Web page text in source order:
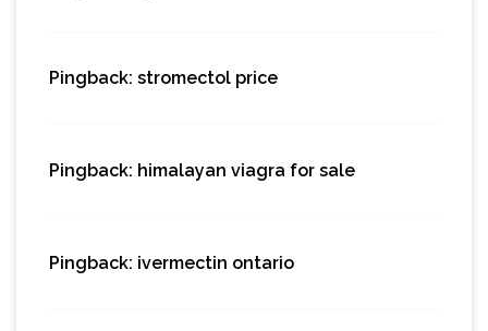
Pingback: stromectol price
Pingback: himalayan viagra for sale
Pingback: ivermectin ontario